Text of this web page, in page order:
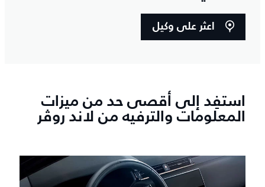
اعثر على وكيل
استفِد إلى أقصى حد من ميزات
المعلومات والترفيه من لاند روڤر